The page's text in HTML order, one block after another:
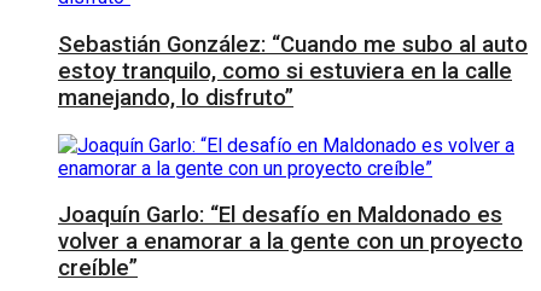
Sebastián González: “Cuando me subo al auto
estoy tranquilo, como si estuviera en la calle
manejando, lo disfruto”
Joaquín Garlo: “El desafío en Maldonado es
volver a enamorar a la gente con un proyecto
creíble”